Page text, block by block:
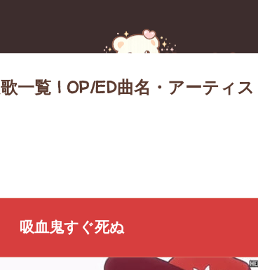
一覧 | OP/ED曲名・アーティ
吸血鬼すぐ死ぬ